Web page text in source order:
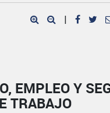
|
EMPLEO Y
TRABAJO